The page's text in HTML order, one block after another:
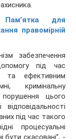
Пам’ятка для
правомірній
забезпечення
під час
та ефективним
кримінальну
порушення цього
під час такого
процесуальні
бути скасовані”, -